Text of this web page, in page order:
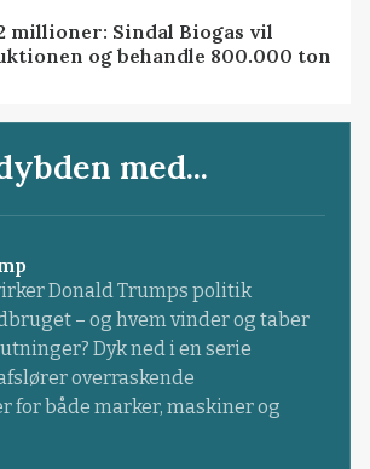
millioner: Sindal Biogas vil
og behandle 800.000 ton
med...
Donald Trumps politik
– og hvem vinder og taber
Dyk ned i en serie
overraskende
for både marker, maskiner og